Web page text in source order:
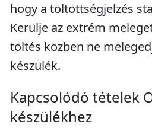
hogy a töltöttségjelzés
Kerülje az extrém
töltés közben ne
készülék.
Kapcsolódó tételek
készülékhez